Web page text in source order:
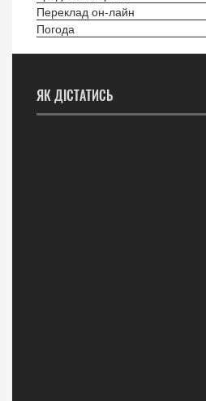
Переклад он-лайн
Погода
ЯК ДІСТАТИСЬ